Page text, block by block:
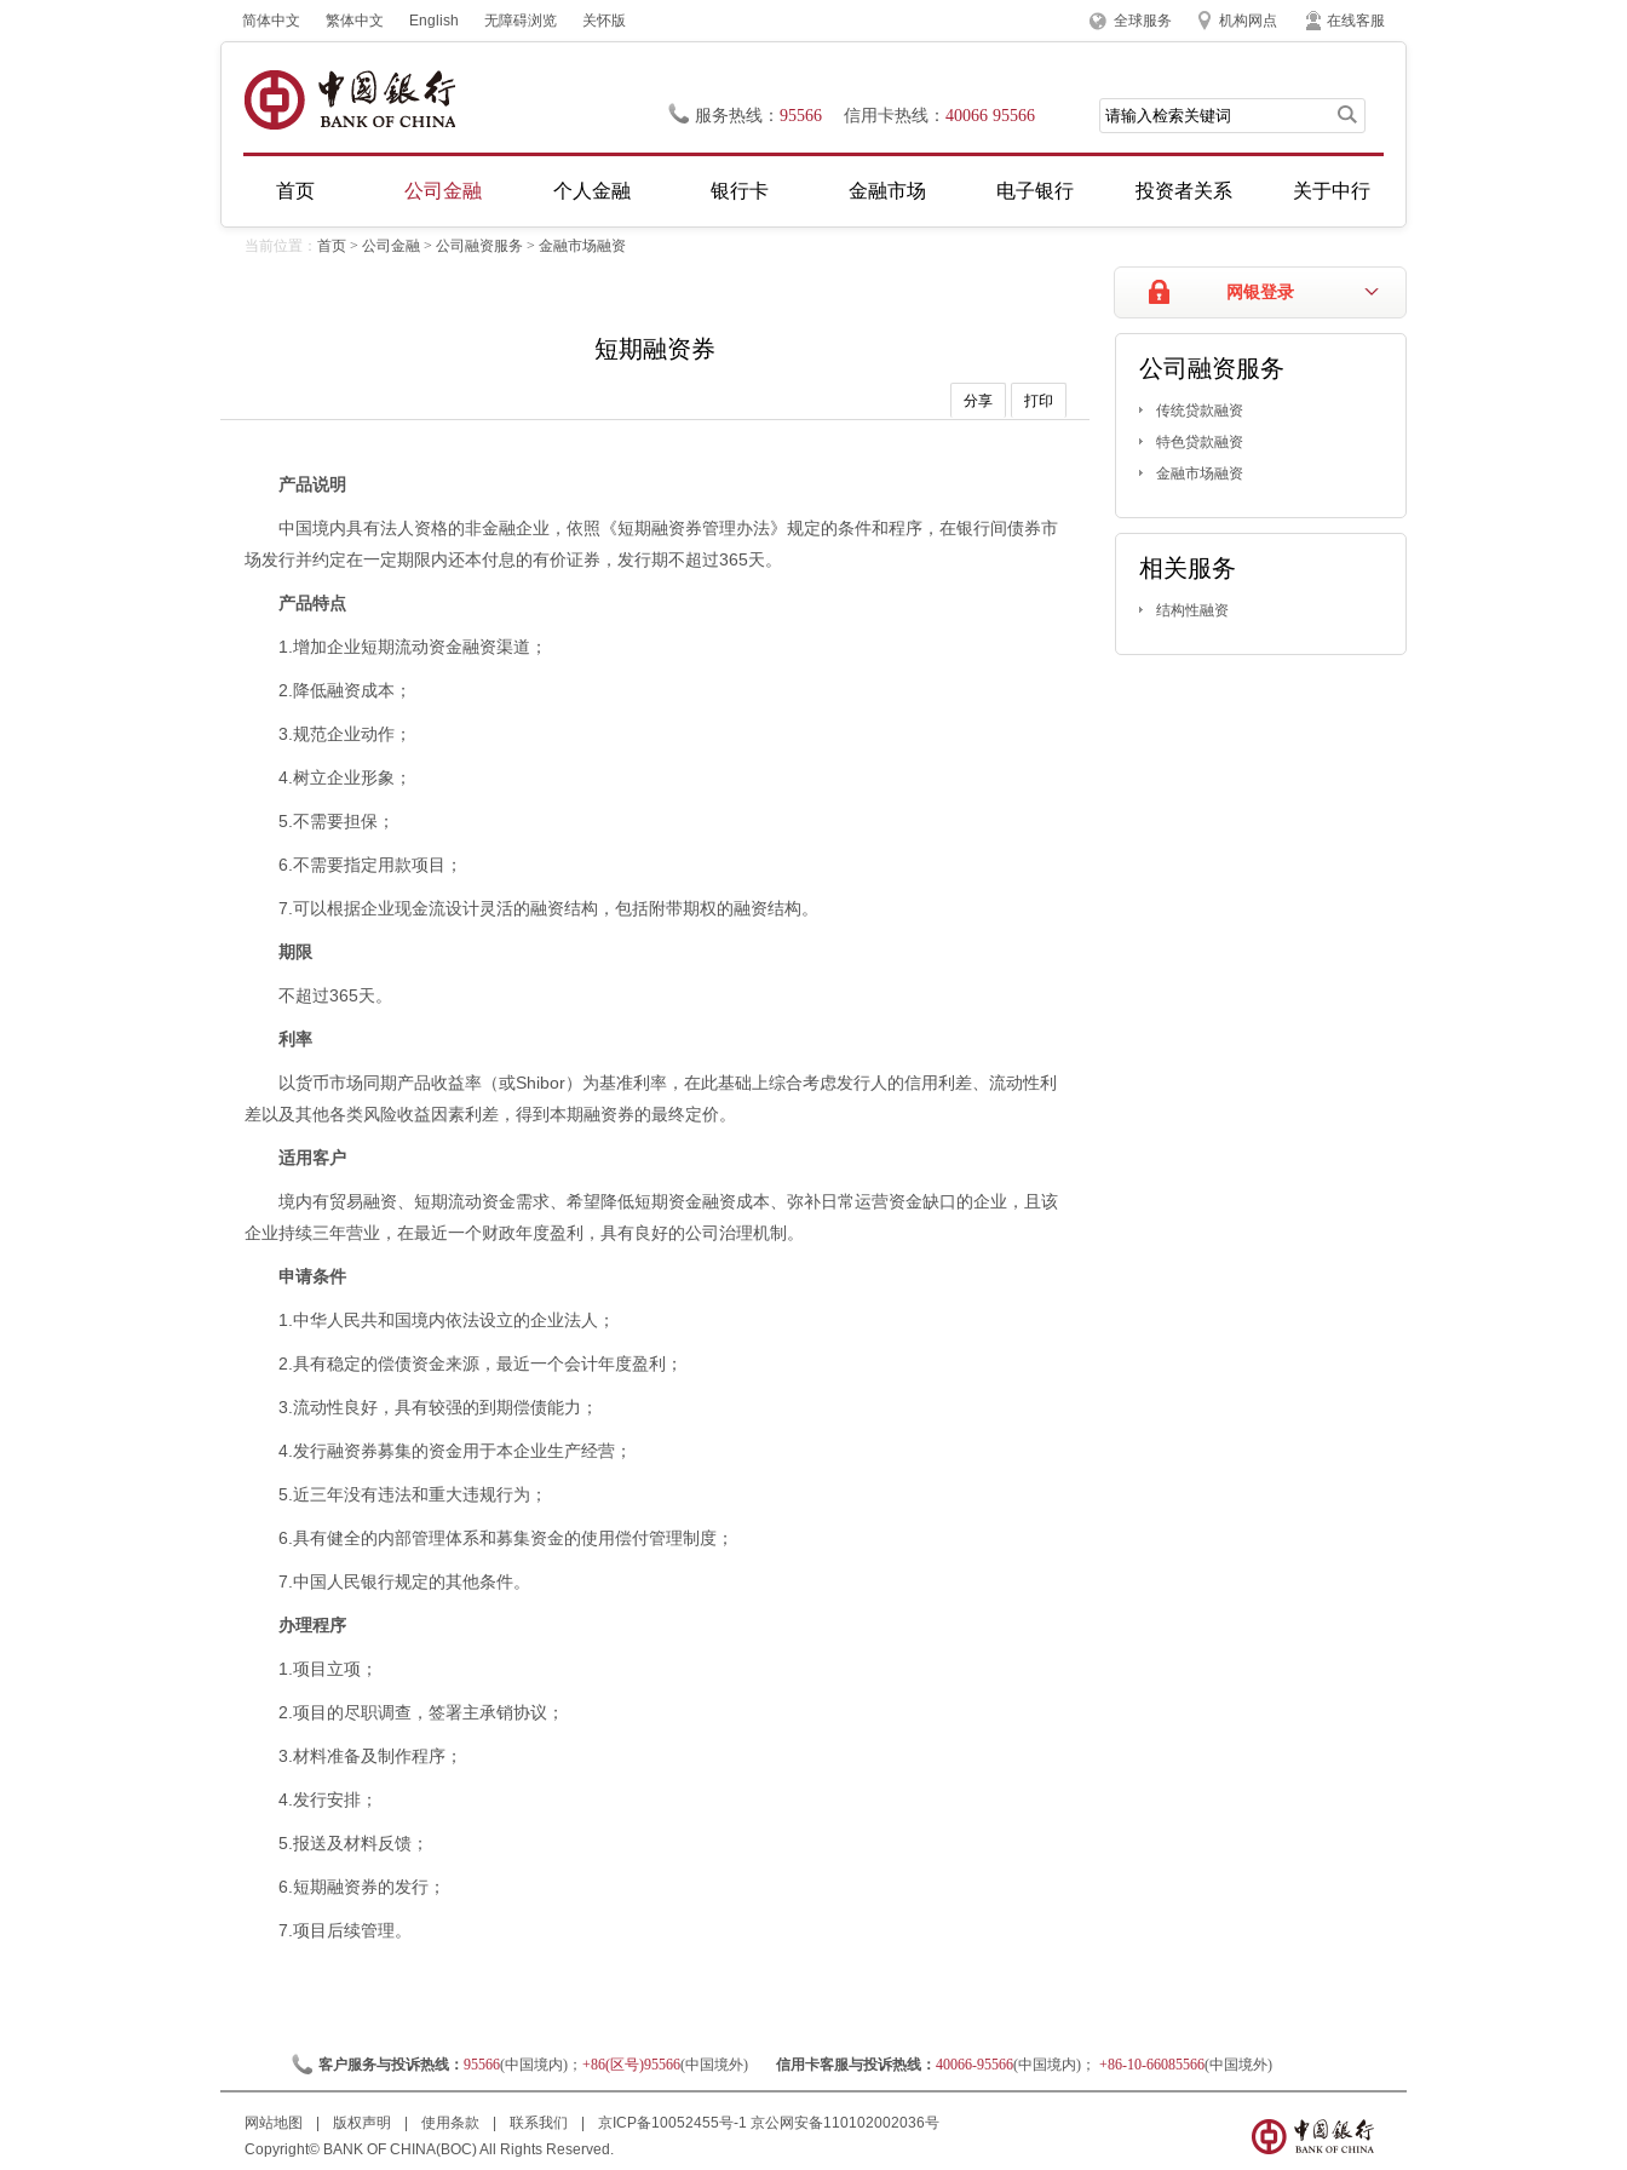
简体中文 繁体中文 English 无障碍浏览 关怀版 全球服务 机构网点 在线客服
服务热线： 95566 信用卡热线： 40066 95566
首页 公司金融 个人金融 银行卡 金融市场 电子银行 投资者关系 关于中行
当前位置： 首页 > 公司金融 > 公司融资服务 > 金融市场融资
网银登录
短期融资券
分享 打印
产品说明
中国境内具有法人资格的非金融企业，依照《短期融资券管理办法》规定的条件和程序，在银行间债券市
场发行并约定在一定期限内还本付息的有价证券，发行期不超过365天。
产品特点
1.增加企业短期流动资金融资渠道；
2.降低融资成本；
3.规范企业动作；
4.树立企业形象；
5.不需要担保；
6.不需要指定用款项目；
7.可以根据企业现金流设计灵活的融资结构，包括附带期权的融资结构。
期限
不超过365天。
利率
以货币市场同期产品收益率（或Shibor）为基准利率，在此基础上综合考虑发行人的信用利差、流动性利
差以及其他各类风险收益因素利差，得到本期融资券的最终定价。
适用客户
境内有贸易融资、短期流动资金需求、希望降低短期资金融资成本、弥补日常运营资金缺口的企业，且该
企业持续三年营业，在最近一个财政年度盈利，具有良好的公司治理机制。
申请条件
1.中华人民共和国境内依法设立的企业法人；
2.具有稳定的偿债资金来源，最近一个会计年度盈利；
3.流动性良好，具有较强的到期偿债能力；
4.发行融资券募集的资金用于本企业生产经营；
5.近三年没有违法和重大违规行为；
6.具有健全的内部管理体系和募集资金的使用偿付管理制度；
7.中国人民银行规定的其他条件。
办理程序
1.项目立项；
2.项目的尽职调查，签署主承销协议；
3.材料准备及制作程序；
4.发行安排；
5.报送及材料反馈；
6.短期融资券的发行；
7.项目后续管理。
公司融资服务
传统贷款融资
特色贷款融资
金融市场融资
相关服务
结构性融资
客户服务与投诉热线： 95566(中国境内)； +86(区号)95566(中国境外) 信用卡客服与投诉热线： 40066-95566(中国境内)； +86-10-66085566(中国境外)
网站地图 版权声明 使用条款 联系我们 京ICP备10052455号-1 京公网安备110102002036号
Copyright© BANK OF CHINA(BOC) All Rights Reserved.